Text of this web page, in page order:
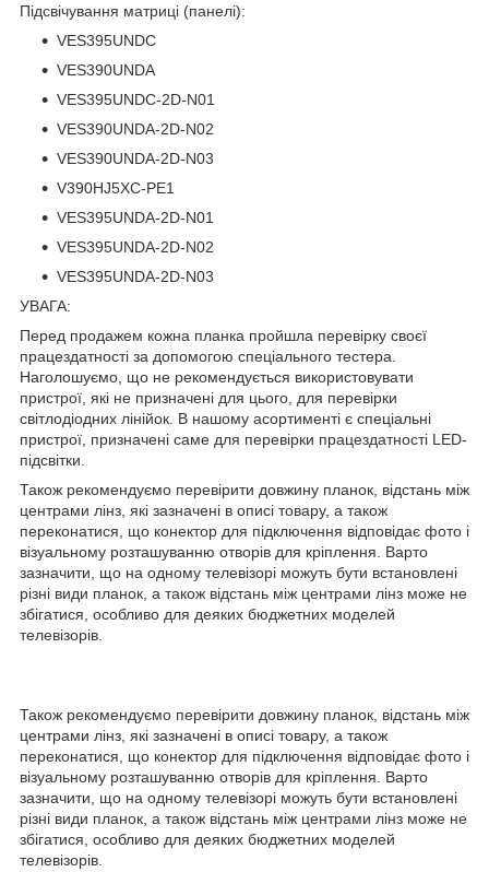
Підсвічування матриці (панелі):
VES395UNDC
VES390UNDA
VES395UNDC-2D-N01
VES390UNDA-2D-N02
VES390UNDA-2D-N03
V390HJ5XC-PE1
VES395UNDA-2D-N01
VES395UNDA-2D-N02
VES395UNDA-2D-N03
УВАГА:
Перед продажем кожна планка пройшла перевірку своєї
працездатності за допомогою спеціального тестера.
Наголошуємо, що не рекомендується використовувати
пристрої, які не призначені для цього, для перевірки
світлодіодних лінійок. В нашому асортименті є спеціальні
пристрої, призначені саме для перевірки працездатності LED-
підсвітки.
Також рекомендуємо перевірити довжину планок, відстань між
центрами лінз, які зазначені в описі товару, а також
переконатися, що конектор для підключення відповідає фото і
візуальному розташуванню отворів для кріплення. Варто
зазначити, що на одному телевізорі можуть бути встановлені
різні види планок, а також відстань між центрами лінз може не
збігатися, особливо для деяких бюджетних моделей
телевізорів.
Також рекомендуємо перевірити довжину планок, відстань між
центрами лінз, які зазначені в описі товару, а також
переконатися, що конектор для підключення відповідає фото і
візуальному розташуванню отворів для кріплення. Варто
зазначити, що на одному телевізорі можуть бути встановлені
різні види планок, а також відстань між центрами лінз може не
збігатися, особливо для деяких бюджетних моделей
телевізорів.